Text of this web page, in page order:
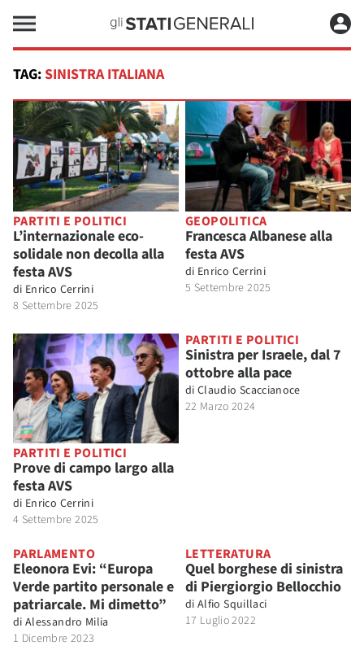
TAG:SINISTRA ITALIANA
PARTITI E POLITICI
L’internazionale eco-
solidale non decolla alla
festa AVS
di Enrico Cerrini
8 Settembre 2025
GEOPOLITICA
Francesca Albanese alla
festa AVS
di Enrico Cerrini
5 Settembre 2025
PARTITI E POLITICI
Prove di campo largo alla
festa AVS
di Enrico Cerrini
4 Settembre 2025
PARTITI E POLITICI
Sinistra per Israele, dal 7
ottobre alla pace
di Claudio Scaccianoce
22 Marzo 2024
PARLAMENTO
Eleonora Evi: “Europa
Verde partito personale e
patriarcale. Mi dimetto”
di Alessandro Milia
1 Dicembre 2023
LETTERATURA
Quel borghese di sinistra
di Piergiorgio Bellocchio
di Alfio Squillaci
17 Luglio 2022